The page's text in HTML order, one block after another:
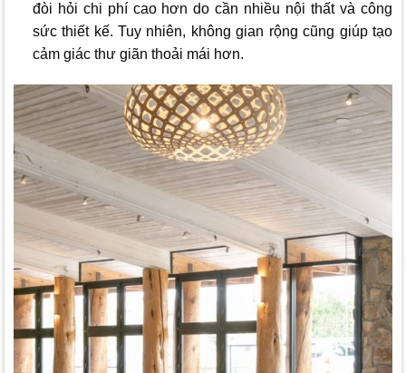
đòi hỏi chi phí cao hơn do cần nhiều nội thất và công
sức thiết kế. Tuy nhiên, không gian rộng cũng giúp tạo
cảm giác thư giãn thoải mái hơn.